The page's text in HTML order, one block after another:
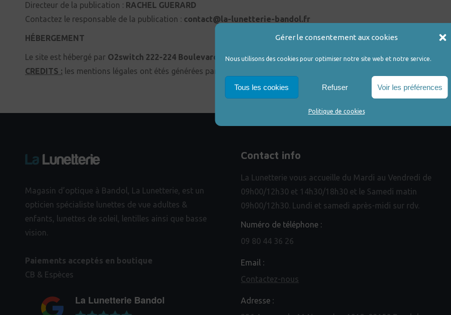
Gérer le consentement aux cookies
Nous utilisons des cookies pour optimiser notre site web et notre service.
Tous les cookies Refuser Voir les préférences
Politique de cookies
Directeur de la publication : RACHEL GUERARD
Contactez le responsable de la publication : contact@la-lunetterie-bandol.fr
HÉBERGEMENT
Le site est hébergé par O2switch 222-224 Boulevard Gustave Flaubert 63000 Clermont-Ferrand
CREDITS : les mentions légales ont étés générées par
Magasin d’optique à Bandol, La Lunetterie, est un
opticien spécialiste lunettes de vue adultes &
enfants, lunettes de soleil, lentilles ainsi que basse
vision.
Paiements acceptés en boutique
CB & Espèces
La Lunetterie Bandol
Contact info
La Lunetterie vous accueille du Mardi au Vendredi de
09h00/12h30 et 14h30/18h30 et le Samedi matin
09h00/12h30. Lundi et samedi après-midi sur rdv.
Numéro de téléphone :
09 80 44 36 26
Email :
Contactez-nous
Adresse :